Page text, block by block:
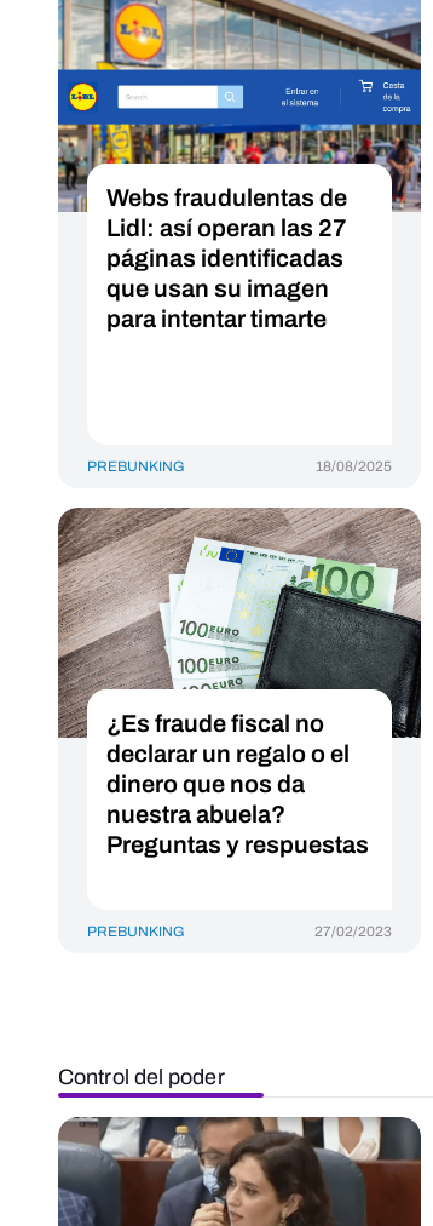
Webs fraudulentas de
Lidl: así operan las 27
páginas identificadas
que usan su imagen
para intentar timarte
PREBUNKING 18/08/2025
¿Es fraude fiscal no
declarar un regalo o el
dinero que nos da
nuestra abuela?
Preguntas y respuestas
PREBUNKING 27/02/2023
Control del poder